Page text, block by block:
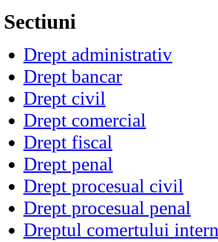
Sectiuni
Drept administrativ
Drept bancar
Drept civil
Drept comercial
Drept fiscal
Drept penal
Drept procesual civil
Drept procesual penal
Dreptul comertului